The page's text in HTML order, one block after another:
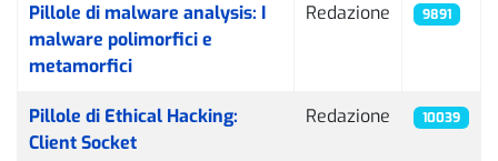
Pillole di malware analysis: I
malware polimorfici e
metamorfici
Redazione 9891
Pillole di Ethical Hacking:
Client Socket
Redazione 10039